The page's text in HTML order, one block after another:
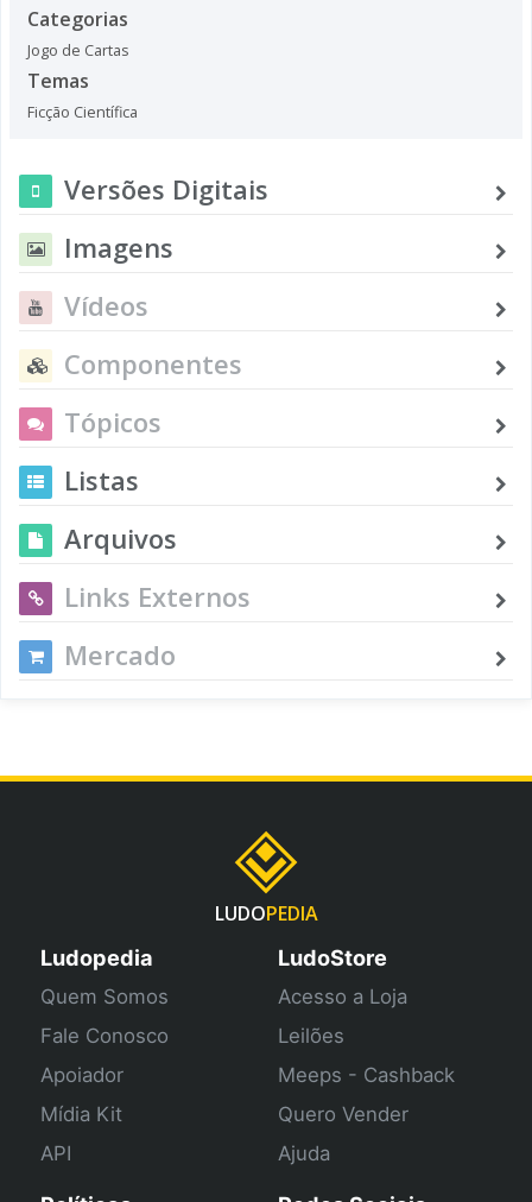
Categorias
Jogo de Cartas
Temas
Ficção Científica
Versões Digitais
Imagens
Vídeos
Componentes
Tópicos
Listas
Arquivos
Links Externos
Mercado
LUDOPEDIA
Ludopedia
Quem Somos
Fale Conosco
Apoiador
Mídia Kit
API
LudoStore
Acesso a Loja
Leilões
Meeps - Cashback
Quero Vender
Ajuda